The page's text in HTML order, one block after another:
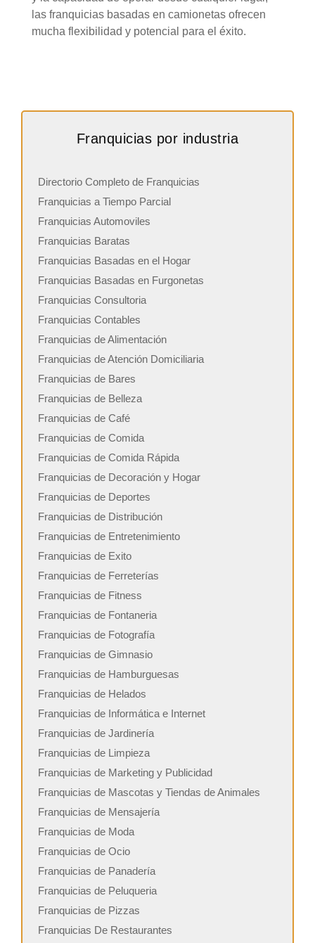
las franquicias basadas en camionetas ofrecen
mucha flexibilidad y potencial para el éxito.
Franquicias por industria
Directorio Completo de Franquicias
Franquicias a Tiempo Parcial
Franquicias Automoviles
Franquicias Baratas
Franquicias Basadas en el Hogar
Franquicias Basadas en Furgonetas
Franquicias Consultoria
Franquicias Contables
Franquicias de Alimentación
Franquicias de Atención Domiciliaria
Franquicias de Bares
Franquicias de Belleza
Franquicias de Café
Franquicias de Comida
Franquicias de Comida Rápida
Franquicias de Decoración y Hogar
Franquicias de Deportes
Franquicias de Distribución
Franquicias de Entretenimiento
Franquicias de Exito
Franquicias de Ferreterías
Franquicias de Fitness
Franquicias de Fontaneria
Franquicias de Fotografía
Franquicias de Gimnasio
Franquicias de Hamburguesas
Franquicias de Helados
Franquicias de Informática e Internet
Franquicias de Jardinería
Franquicias de Limpieza
Franquicias de Marketing y Publicidad
Franquicias de Mascotas y Tiendas de Animales
Franquicias de Mensajería
Franquicias de Moda
Franquicias de Ocio
Franquicias de Panadería
Franquicias de Peluqueria
Franquicias de Pizzas
Franquicias De Restaurantes